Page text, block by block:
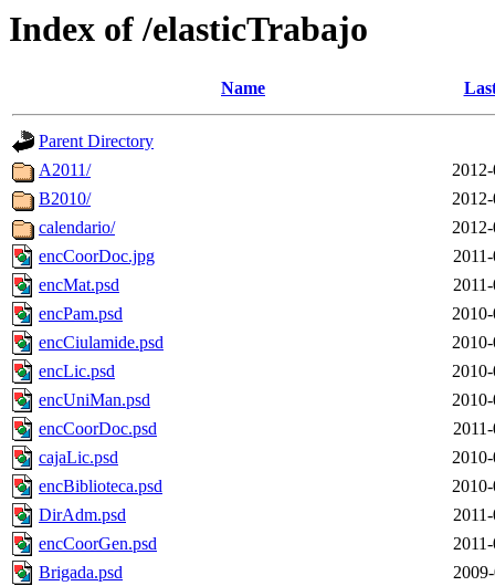
Index of /elasticTrabajo
Name
Parent Directory
A2011/
B2010/
calendario/
encCoorDoc.jpg
encMat.psd
encPam.psd
encCiulamide.psd
encLic.psd
encUniMan.psd
encCoorDoc.psd
cajaLic.psd
encBiblioteca.psd
DirAdm.psd
encCoorGen.psd
Brigada.psd